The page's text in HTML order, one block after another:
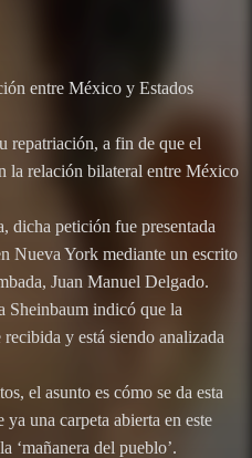
entre México y Estados
repatriación, a fin de que el
la relación bilateral entre México
dicha petición fue presentada
Nueva York mediante un escrito
Juan Manuel Delgado.
Sheinbaum indicó que la
y está siendo analizada
el asunto es cómo se da esta
una carpeta abierta en este
‘mañanera del pueblo’.